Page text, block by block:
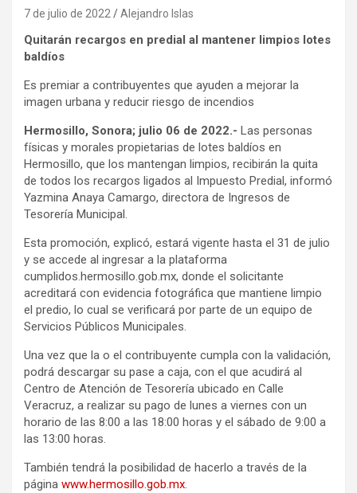
7 de julio de 2022 Alejandro Islas
Quitarán recargos en predial al mantener limpios lotes
baldíos
Es premiar a contribuyentes que ayuden a mejorar la
imagen urbana y reducir riesgo de incendios
Hermosillo, Sonora; julio 06 de 2022.- Las personas
físicas y morales propietarias de lotes baldíos en
Hermosillo, que los mantengan limpios, recibirán la quita
de todos los recargos ligados al Impuesto Predial, informó
Yazmina Anaya Camargo, directora de Ingresos de
Tesorería Municipal.
Esta promoción, explicó, estará vigente hasta el 31 de julio
y se accede al ingresar a la plataforma
cumplidos.hermosillo.gob.mx, donde el solicitante
acreditará con evidencia fotográfica que mantiene limpio
el predio, lo cual se verificará por parte de un equipo de
Servicios Públicos Municipales.
Una vez que la o el contribuyente cumpla con la validación,
podrá descargar su pase a caja, con el que acudirá al
Centro de Atención de Tesorería ubicado en Calle
Veracruz, a realizar su pago de lunes a viernes con un
horario de las 8:00 a las 18:00 horas y el sábado de 9:00 a
las 13:00 horas.
También tendrá la posibilidad de hacerlo a través de la
página www.hermosillo.gob.mx.